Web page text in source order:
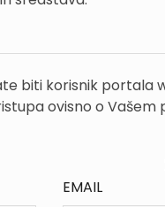
biti korisnik portala
ovisno o Vašem
EMAIL